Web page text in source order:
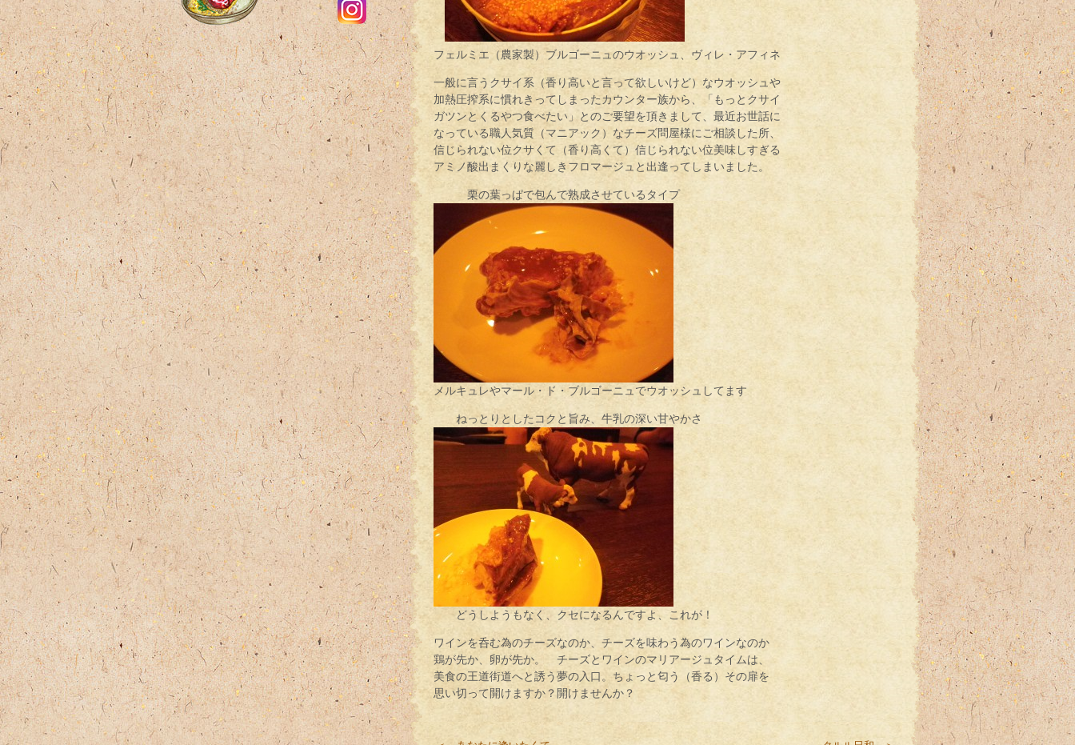
フェルミエ（農家製）ブルゴーニュのウオッシュ、ヴィレ・アフィネ
一般に言うクサイ系（香り高いと言って欲しいけど）なウオッシュや
加熱圧搾系に慣れきってしまったカウンター族から、「もっとクサイ
ガツンとくるやつ食べたい」とのご要望を頂きまして、最近お世話に
なっている職人気質（マニアック）なチーズ問屋様にご相談した所、
信じられない位クサくて（香り高くて）信じられない位美味しすぎる
アミノ酸出まくりな麗しきフロマージュと出逢ってしまいました。
栗の葉っぱで包んで熟成させているタイプ
メルキュレやマール・ド・ブルゴーニュでウオッシュしてます
ねっとりとしたコクと旨み、牛乳の深い甘やかさ
どうしようもなく、クセになるんですよ、これが！
ワインを呑む為のチーズなのか、チーズを味わう為のワインなのか
鶏が先か、卵が先か。 チーズとワインのマリアージュタイムは、
美食の王道街道へと誘う夢の入口。ちょっと匂う（香る）その扉を
思い切って開けますか？開けませんか？